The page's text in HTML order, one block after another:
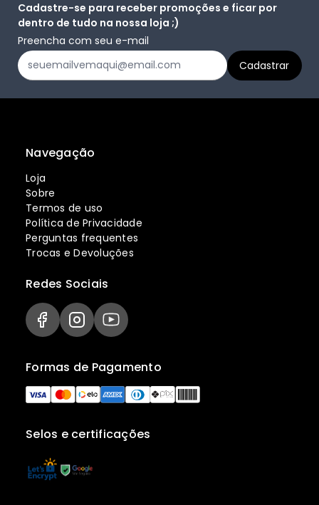
Cadastre-se para receber promoções e ficar por
dentro de tudo na nossa loja ;)
Preencha com seu e-mail
Navegação
Loja
Sobre
Termos de uso
Política de Privacidade
Perguntas frequentes
Trocas e Devoluções
Selos e certificações
Formas de Pagamento
Redes Sociais